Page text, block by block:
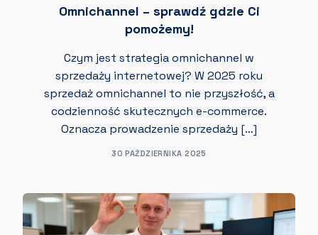
Omnichannel – sprawdź gdzie Ci
pomożemy!
Czym jest strategia omnichannel w
sprzedaży internetowej? W 2025 roku
sprzedaż omnichannel to nie przyszłość, a
codzienność skutecznych e-commerce.
Oznacza prowadzenie sprzedaży […]
30 PAŹDZIERNIKA 2025